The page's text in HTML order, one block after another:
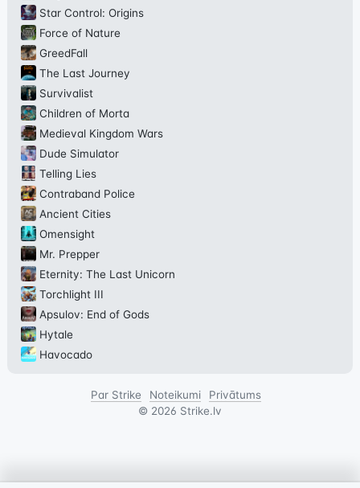
Star Control: Origins
Force of Nature
GreedFall
The Last Journey
Survivalist
Children of Morta
Medieval Kingdom Wars
Dude Simulator
Telling Lies
Contraband Police
Ancient Cities
Omensight
Mr. Prepper
Eternity: The Last Unicorn
Torchlight III
Apsulov: End of Gods
Hytale
Havocado
Par Strike Noteikumi
Privātums
© 2026 Strike.lv